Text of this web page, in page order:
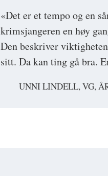
«Det er et tempo og en
krimsjangeren en høy
Den beskriver
sitt. Da kan ting gå bra.
UNNI LINDELL, VG,